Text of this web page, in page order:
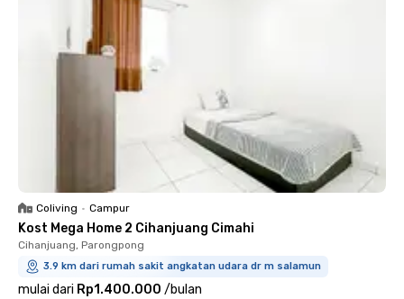
Coliving • Campur
Kost Mega Home 2 Cihanjuang Cimahi
Cihanjuang, Parongpong
3.9 km dari rumah sakit angkatan udara dr m salamun
mulai dari Rp1.400.000 /bulan